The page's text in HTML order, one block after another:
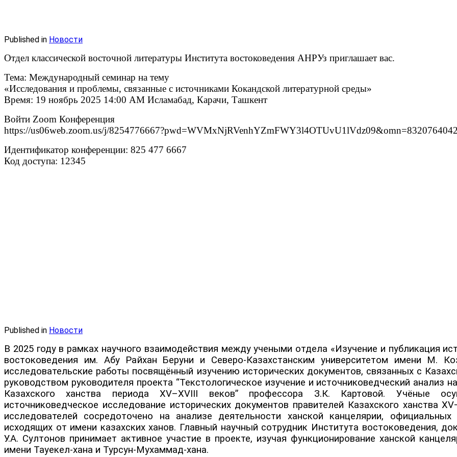
Published in Новости
Отдел классической восточной литературы Института востоковедения АНРУз приглашает вас.
Тема: Международный семинар на тему
«Исследования и проблемы, связанные с источниками Кокандской литературной среды»
Время: 19 ноябрь 2025 14:00 AM Исламабад, Карачи, Ташкент
Войти Zoom Конференция
https://us06web.zoom.us/j/
Идентификатор конференции: 825 477 6667
Код доступа: 12345
Published in Новости
В 2025 году в рамках научного взаимодействия между учеными отдела «Изучение и публикация
востоковедения им. Абу Райхан Беруни и Северо-Казахстанским университетом имени М.
исследовательские работы посвящённый изучению исторических документов, связанных с
руководством руководителя проекта “Текстологическое изучение и источниковедческий анализ
Казахского ханства периода XV–XVIII веков” профессора З.К. Картовой. Учёные
источниковедческое исследование исторических документов правителей Казахского ханства
исследователей сосредоточено на анализе деятельности ханской канцелярии,
исходящих от имени казахских ханов. Главный научный сотрудник Института востоковедения,
У.А. Султонов принимает активное участие в проекте, изучая функционирование ханской
имени Тауекел-хана и Турсун-Мухаммад-хана.